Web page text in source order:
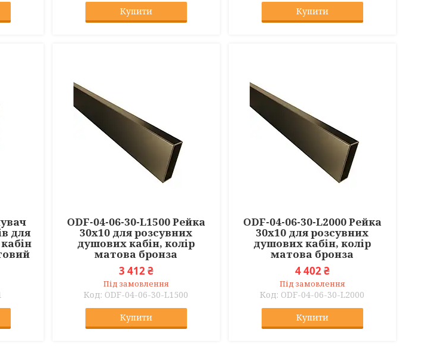
Купити
Купити
для
ODF-04-06-30-L1500 Рейка
30х10 для розсувних
душових кабін, колір
матова бронза
3 412 ₴
Під замовлення
ODF-04-06-30-L1500
Купити
ODF-04-06-30-L2000 Рейка
30х10 для розсувних
душових кабін, колір
матова бронза
4 402 ₴
Під замовлення
ODF-04-06-30-L2000
Купити